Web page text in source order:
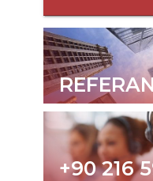
+90 216